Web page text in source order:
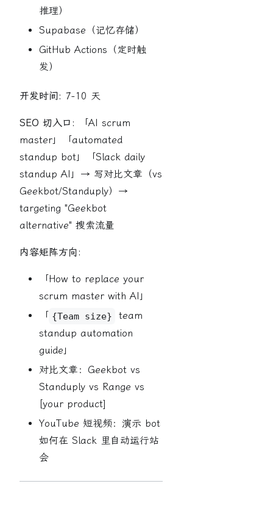
推理）
Supabase（记忆存储）
GitHub Actions（定时触
发）
开发时间: 7-10 天
SEO 切入口:
「AI scrum
master」「automated
standup bot」「Slack daily
standup AI」→ 写对比文章（vs
Geekbot/Standuply）→
targeting "Geekbot
alternative" 搜索流量
内容矩阵方向:
「How to replace your
scrum master with AI」
「 {Team size}
team
standup automation
guide」
对比文章：Geekbot vs
Standuply vs Range vs
[your product]
YouTube 短视频：演示 bot
如何在 Slack 里自动运行站
会